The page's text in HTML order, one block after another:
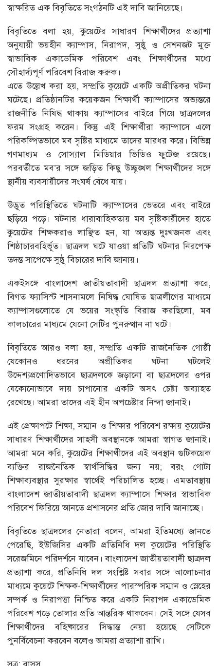
স্বাক্ষরিত এক বিবৃতিতে সংগঠনটি এই দাবি জানিয়েছে।
বিবৃতিতে বলা হয়, কুয়েটের সাধারণ শিক্ষার্থীদের প্রত্যাশা
অনুযায়ী ভয়হীন ক্যাম্পাস, নিরাপদ, সুষ্ঠু ও সেশনজট মুক্ত
স্বাভাবিক একাডেমিক পরিবেশ এবং শিক্ষার্থীদের মধ্যে
সৌহার্দ্যপূর্ণ পরিবেশ বিরাজ করুক।
এতে উল্লেখ করা হয়, সম্প্রতি কুয়েটে একটি অপ্রীতিকর ঘটনা
ঘটেছে। প্রতিষ্ঠানটির কয়েকজন শিক্ষার্থী ক্যাম্পাসের অভ্যন্তরে
রাজনীতি নিষিদ্ধ থাকায় ক্যাম্পাসের বাইরে গিয়ে ছাত্রদলের
ফরম সংগ্রহ করেন। কিন্তু এই শিক্ষার্থীরা ক্যাম্পাসে এলে
পরিকল্পিতভাবে মব সৃষ্টির মাধ্যমে তাদের মারধর করে। বিভিন্ন
গণমাধ্যম ও সোস্যাল মিডিয়ার ভিডিও ফুটেজ রয়েছে।
পরবর্তীতে মব’র সঙ্গে জড়িত কিছু উচ্ছৃঙ্খল শিক্ষার্থীদের সঙ্গে
স্থানীয় ব্যবসায়ীদের সংঘর্ষ বেঁধে যায়।
উদ্ভূত পরিস্থিতিতে ঘটনাটি ক্যাম্পাসের ভেতরে এবং বাইরে
ছড়িয়ে পড়ে। ঘটনার ধারাবাহিকতায় মব সৃষ্টিকারীদের হাতে
কুয়েটের শিক্ষকরাও লাঞ্ছিত হন, যা অত্যন্ত দুঃখজনক এবং
শিষ্ঠাচারবহির্ভূত। ছাত্রদল ঘটে যাওয়া প্রতিটি ঘটনার নিরপেক্ষ
তদন্ত সাপেক্ষে সুষ্ঠু বিচারের দাবি জানায়।
একইসঙ্গে বাংলাদেশ জাতীয়তাবাদী ছাত্রদল প্রত্যাশা করে,
বিগত ফ্যাসিস্ট শাসনামলে নিষিদ্ধ ঘোষিত ছাত্রলীগের মাধ্যমে
ক্যাম্পাসগুলোতে যে ভয়ের সংস্কৃতি বিরাজ করছিলো, মব
কালচারের মাধ্যমে যেনো সেটির পুনরুত্থান না ঘটে।
বিবৃতিতে আরও বলা হয়, সম্প্রতি একটি রাজনৈতিক গোষ্ঠী
যেকোনও ধরনের অপ্রীতিকর ঘটনা ঘটলেই
উদ্দেশ্যপ্রণোদিতভাবে ছাত্রদলকে জড়ানো বা ছাত্রদলের ওপর
যেকোনোভাবে দায় চাপানোর একটি অসৎ চেষ্টা অব্যাহত
রেখেছে। আমরা তাদের এই হীন অপচেষ্টার নিন্দা জানাই।
এই প্রেক্ষাপটে শিক্ষা, সম্মান ও শিক্ষার পরিবেশ রক্ষায় কুয়েটের
সাধারণ শিক্ষার্থীদের সাহসী অবস্থানকে আমরা স্বাগত জানাই।
আমরা মনে করি, কুয়েটের শিক্ষার্থীদের এই অবস্থান গুটিকয়েক
ব্যক্তির রাজনৈতিক স্বার্থসিদ্ধির জন্য নয়; বরং গোটা
শিক্ষাব্যবস্থার সুরক্ষার স্বার্থেই পরিচালিত হচ্ছে। এমতাবস্থায়
বাংলাদেশ জাতীয়তাবাদী ছাত্রদল ক্যাম্পাসে শিক্ষার স্বাভাবিক
পরিবেশ ফিরিয়ে আনতে প্রশাসনের প্রতি জোর দাবি জানাচ্ছে।
বিবৃতিতে ছাত্রদলের নেতারা বলেন, আমরা ইতিমধ্যে জানতে
পেরেছি, ইউজিসির একটি প্রতিনিধি দল কুয়েটের পরিস্থিতি
সরেজমিনে পরিদর্শনে যাবেন। বাংলাদেশ জাতীয়তাবাদী ছাত্রদল
প্রত্যাশা করে, প্রতিনিধি দল সংশ্লিষ্ট সবার সঙ্গে আলোচনার
মাধ্যমে কুয়েটে শিক্ষক-শিক্ষার্থীদের পারস্পরিক সম্মান ও স্নেহের
সম্পর্ক ও নিরাপত্তা নিশ্চিত করে একটি নিরাপদ একাডেমিক
পরিবেশ গড়ে তোলার প্রতি আন্তরিক থাকবেন। সেই সঙ্গে যেসব
শিক্ষার্থীদের বহিষ্কারের সিদ্ধান্ত নেয়া হয়েছে সেটিকে
পুনর্বিবেচনা করবেন বলেও আমরা প্রত্যাশা রাখি।
সূত্র: বাসস